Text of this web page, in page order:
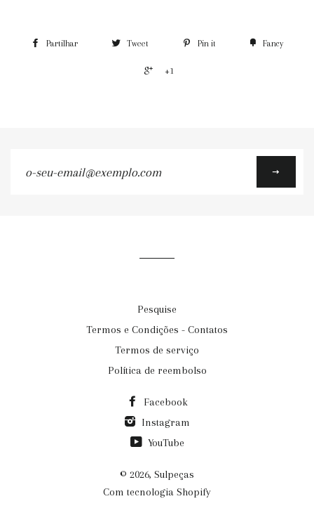
Partilhar Tweet Pin it Fancy
+1
Pesquise
Termos e Condições - Contatos
Termos de serviço
Política de reembolso
Facebook
Instagram
YouTube
© 2026, Sulpeças
Com tecnologia Shopify